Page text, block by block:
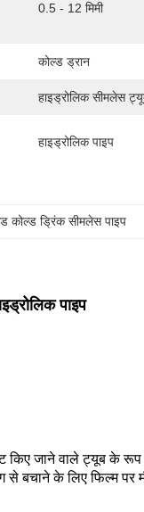
0.5 - 12 मिमी
कोल्ड ड्रान
हाइड्रोलिक सीमलेस
हाइड्रोलिक पाइप
कोल्ड ड्रिंक सीमलेस पाइप
पाइप
जाने वाले ट्यूब के रूप
बचाने के लिए फिल्म पर